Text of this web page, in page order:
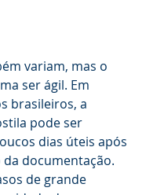
variam, mas o
ser ágil. Em
brasileiros, a
pode ser
dias úteis após
documentação.
de grande